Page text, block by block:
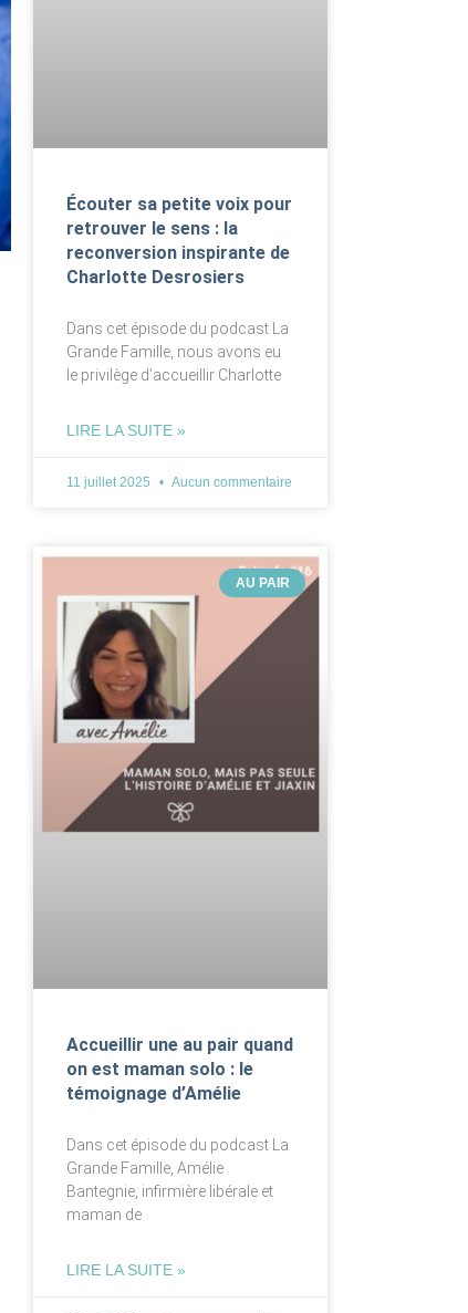
Écouter sa petite voix pour
retrouver le sens : la
reconversion inspirante de
Charlotte Desrosiers
Dans cet épisode du podcast La
Grande Famille, nous avons eu
le privilège d’accueillir Charlotte
LIRE LA SUITE »
11 juillet 2025 Aucun commentaire
AU PAIR
Accueillir une au pair quand
on est maman solo : le
témoignage d’Amélie
Dans cet épisode du podcast La
Grande Famille, Amélie
Bantegnie, infirmière libérale et
maman de
LIRE LA SUITE »